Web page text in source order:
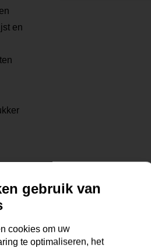
en
gebruik van
cookies om uw
te optimaliseren, het